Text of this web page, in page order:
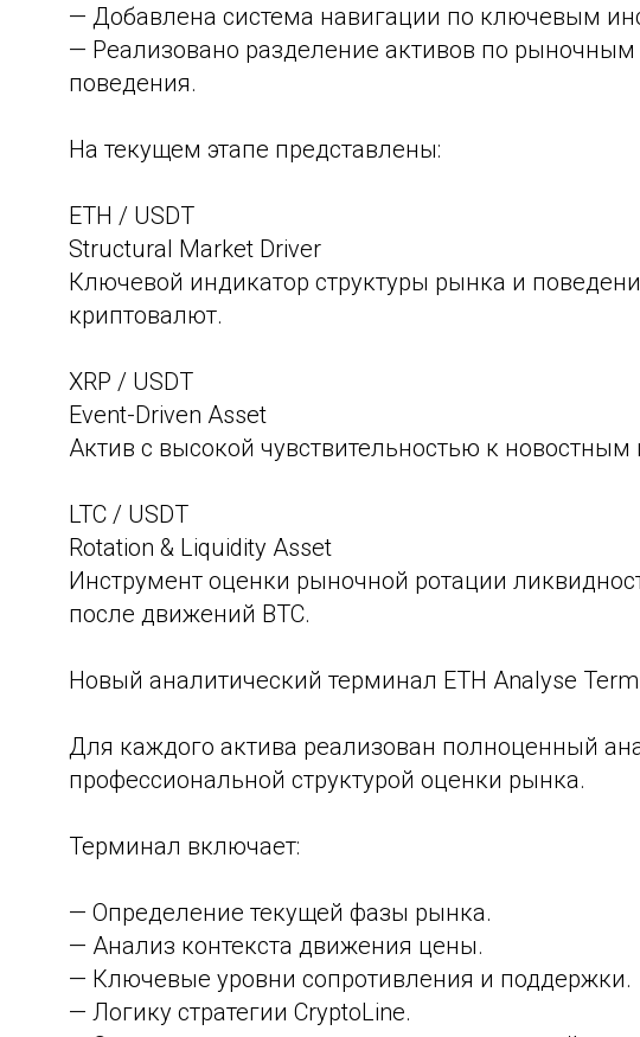
— Добавлена система навигации по ключевым
— Реализовано разделение активов по рыночным
поведения.
На текущем этапе представлены:
ETH / USDT
Structural Market Driver
Ключевой индикатор структуры рынка и
криптовалют.
XRP / USDT
Event-Driven Asset
Актив с высокой чувствительностью к
LTC / USDT
Rotation & Liquidity Asset
Инструмент оценки рыночной ротации
после движений BTC.
Новый аналитический терминал ETH Analyse
Для каждого актива реализован полноценный
профессиональной структурой оценки рынка.
Терминал включает:
— Определение текущей фазы рынка.
— Анализ контекста движения цены.
— Ключевые уровни сопротивления и поддержки.
— Логику стратегии CryptoLine.